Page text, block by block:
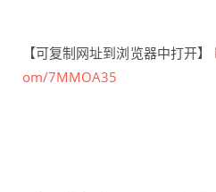
【可复制网址到浏览器中打开】
om/7MMOA35